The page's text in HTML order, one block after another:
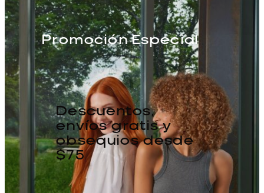
Promoción Especial
Descuentos,
envíos gratis y
obsequios desde
$75